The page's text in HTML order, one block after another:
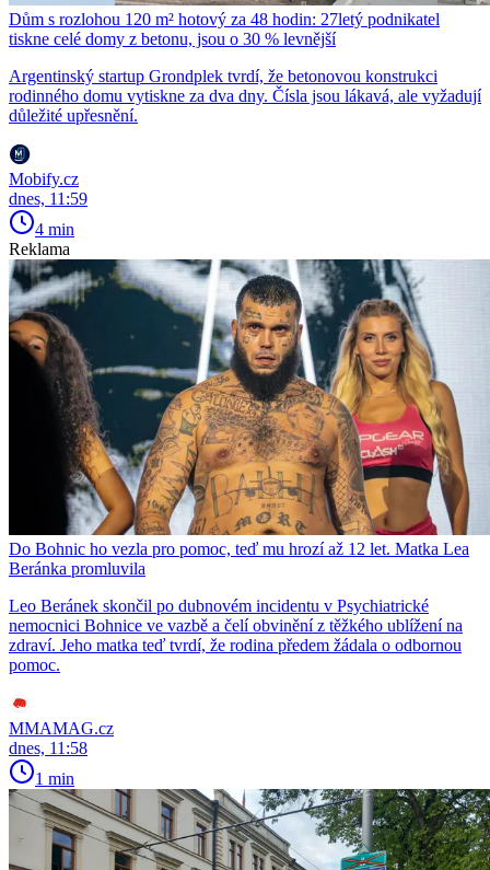
Dům s rozlohou 120 m² hotový za 48 hodin: 27letý podnikatel
tiskne celé domy z betonu, jsou o 30 % levnější
Argentinský startup Grondplek tvrdí, že betonovou konstrukci
rodinného domu vytiskne za dva dny. Čísla jsou lákavá, ale vyžadují
důležité upřesnění.
Mobify.cz
dnes, 11:59
4 min
Reklama
Do Bohnic ho vezla pro pomoc, teď mu hrozí až 12 let. Matka Lea
Beránka promluvila
Leo Beránek skončil po dubnovém incidentu v Psychiatrické
nemocnici Bohnice ve vazbě a čelí obvinění z těžkého ublížení na
zdraví. Jeho matka teď tvrdí, že rodina předem žádala o odbornou
pomoc.
MMAMAG.cz
dnes, 11:58
1 min